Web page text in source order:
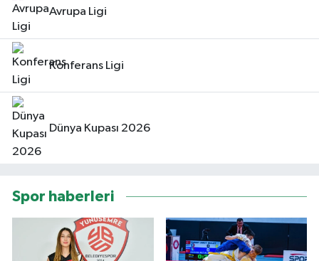
Avrupa Ligi
Konferans Ligi
Dünya Kupası 2026
Spor haberleri